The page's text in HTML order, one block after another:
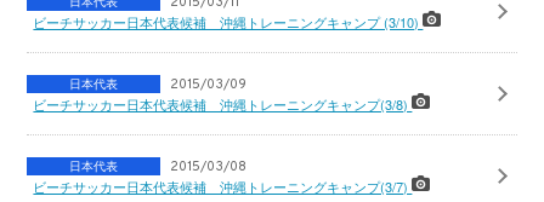
ビーチサッカー日本代表候補 沖縄トレーニングキャンプ (3/10)
日本代表 2015/03/09
ビーチサッカー日本代表候補 沖縄トレーニングキャンプ(3/8)
日本代表 2015/03/08
ビーチサッカー日本代表候補 沖縄トレーニングキャンプ(3/7)